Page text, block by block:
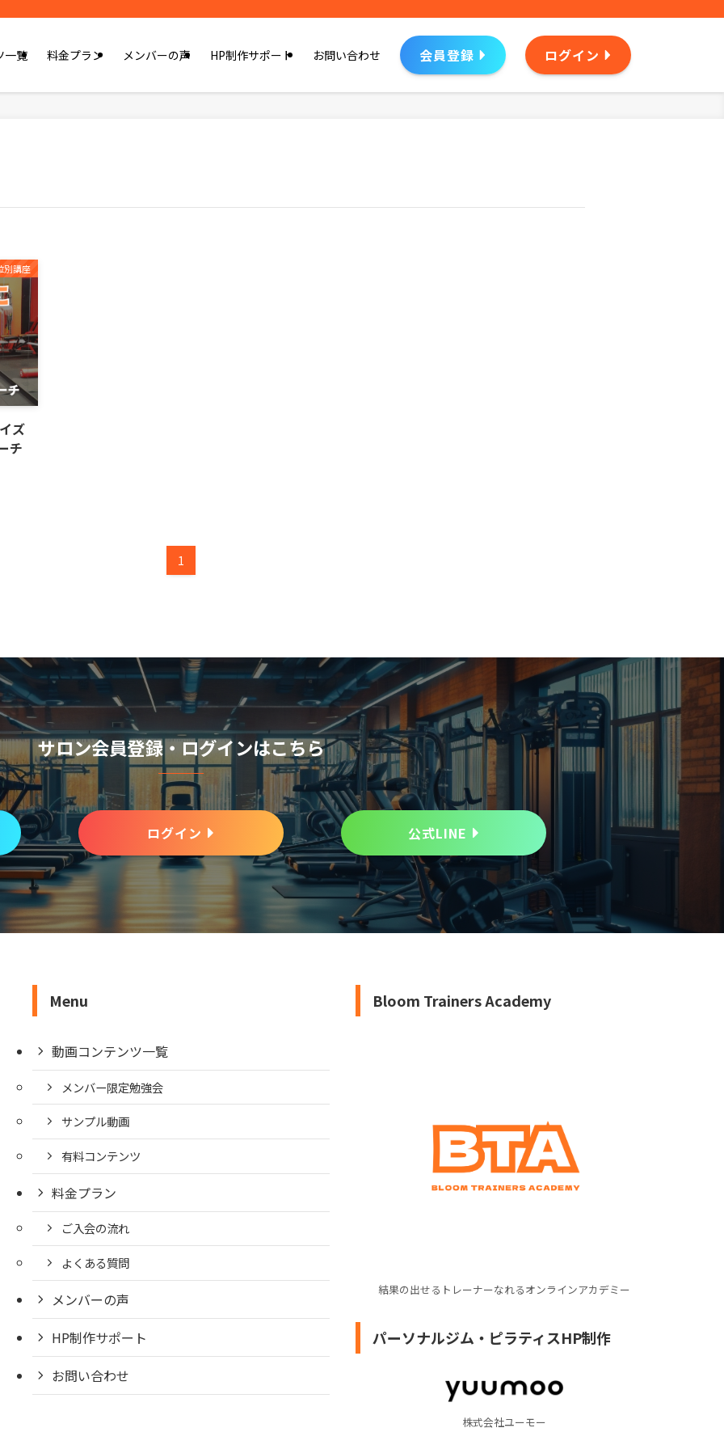
一覧 料金プラン メンバーの声 HP制作サポート お問い合わせ 会員登録 ログイン
別講座
ズ
チ
1
サロン会員登録・ログインはこちら
ログイン 公式LINE
Menu
動画コンテンツ一覧
メンバー限定勉強会
サンプル動画
有料コンテンツ
料金プラン
ご入会の流れ
よくある質問
メンバーの声
HP制作サポート
お問い合わせ
Bloom Trainers Academy
結果の出せるトレーナーなれるオンラインアカデミー
パーソナルジム・ピラティスHP制作
株式会社ユーモー